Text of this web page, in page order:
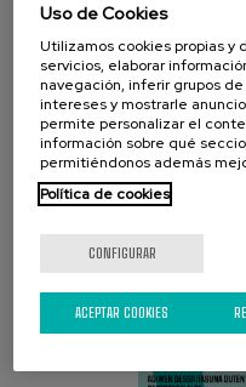
CAMPAÑA
Uso de Cookies
Utilizamos cookies propias y
servicios, elaborar
navegación, inferir grupos
intereses y mostrarle
permite personalizar el
información sobre qué
permitiéndonos además
Política de cookies
CONFIGURAR
ACEPTAR COOKIES